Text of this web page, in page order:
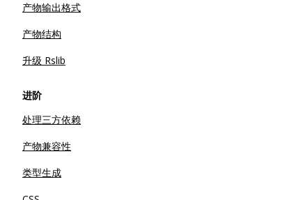
产物输出格式
产物结构
升级 Rslib
进阶
处理三方依赖
产物兼容性
类型生成